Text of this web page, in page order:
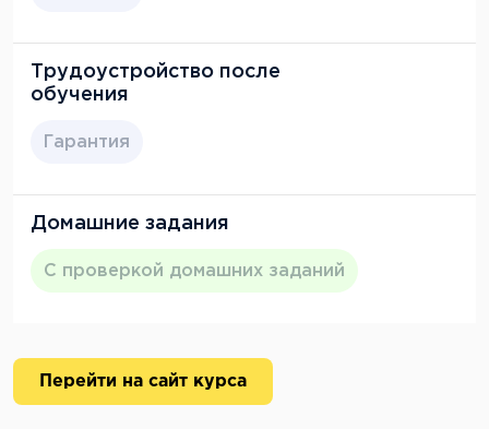
Трудоустройство после
обучения
Гарантия
Домашние задания
С проверкой домашних заданий
Перейти на сайт курса